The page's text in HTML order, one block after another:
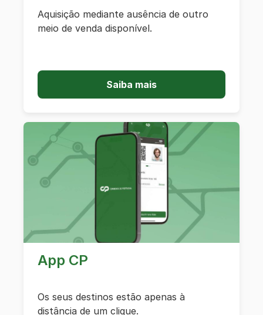
Aquisição mediante ausência de outro
meio de venda disponível.
Saiba mais
App CP
Os seus destinos estão apenas à
distância de um clique.